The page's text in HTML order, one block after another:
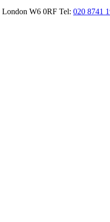
London W6 0RF Tel: 020 8741